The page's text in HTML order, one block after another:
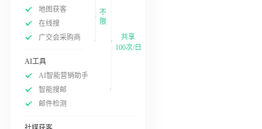
地图获客
在线搜
广交会采购商
不
限
AI工具
AI智能营销助手
智能搜邮
邮件检测
共享
100次/日